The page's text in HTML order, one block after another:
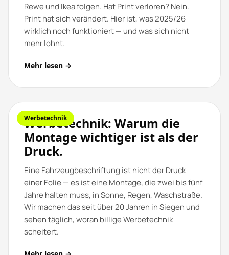
Rewe und Ikea folgen. Hat Print verloren? Nein.
Print hat sich verändert. Hier ist, was 2025/26
wirklich noch funktioniert — und was sich nicht
mehr lohnt.
Mehr lesen →
Werbetechnik
Werbetechnik: Warum die
Montage wichtiger ist als der
Druck.
Eine Fahrzeugbeschriftung ist nicht der Druck
einer Folie — es ist eine Montage, die zwei bis fünf
Jahre halten muss, in Sonne, Regen, Waschstraße.
Wir machen das seit über 20 Jahren in Siegen und
sehen täglich, woran billige Werbetechnik
scheitert.